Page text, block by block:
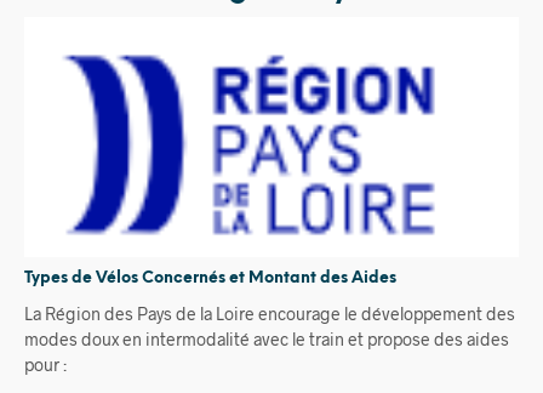
Types de Vélos Concernés et Montant des Aides
La Région des Pays de la Loire encourage le développement des
modes doux en intermodalité avec le train et propose des aides
pour :